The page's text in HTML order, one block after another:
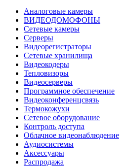
Аналоговые камеры
ВИДЕОДОМОФОНЫ
Сетевые камеры
Серверы
Видеорегистраторы
Сетевые хранилища
Видеокодеры
Тепловизоры
Видеосерверы
Программное обеспечение
Видеоконференцсвязь
Термокожухи
Сетевое оборудование
Контроль доступа
Облачное видеонаблюдение
Аудиосистемы
Аксессуары
Распродажа